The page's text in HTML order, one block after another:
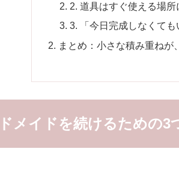
2. 道具はすぐ使える場所
3. 「今日完成しなくて
まとめ：小さな積み重ねが
メイドを続けるための3